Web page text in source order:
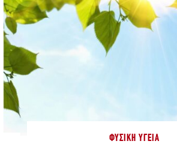
ΦΥΣΙΚΉ ΥΓΕΊΑ